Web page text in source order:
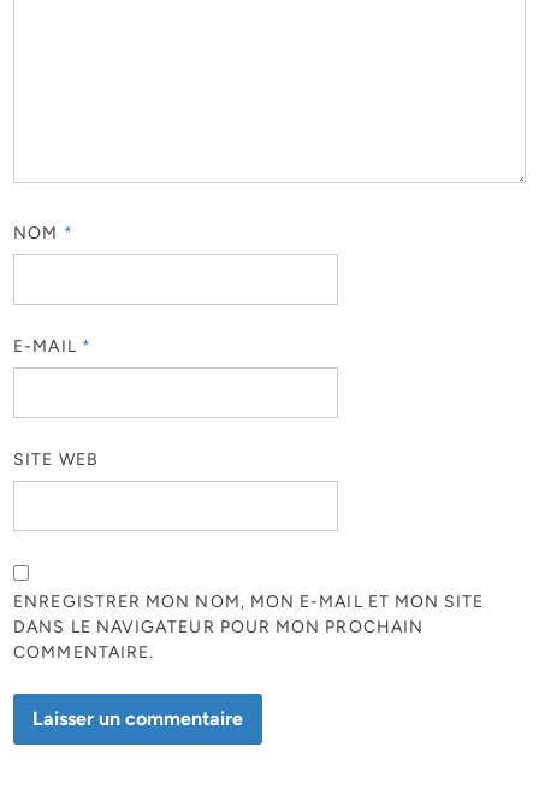
NOM *
E-MAIL *
SITE WEB
ENREGISTRER MON NOM, MON E-MAIL ET MON SITE
DANS LE NAVIGATEUR POUR MON PROCHAIN
COMMENTAIRE.